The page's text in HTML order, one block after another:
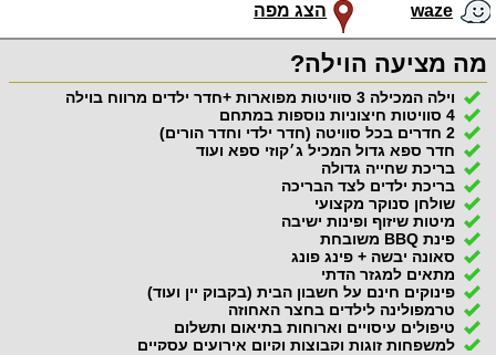
waze הצג מפה
מה מציעה הוילה?
וילה המכילה 3 סוויטות מפוארות +חדר ילדים מרווח בוילה
4 סוויטות חיצוניות נוספות במתחם
2 חדרים בכל סוויטה (חדר ילדי וחדר הורים)
חדר ספא גדול המכיל ג׳קוזי ספא ועוד
בריכת שחייה גדולה
בריכת ילדים לצד הבריכה
שולחן סנוקר מקצועי
מיטות שיזוף ופינות ישיבה
פינת BBQ משובחת
סאונה יבשה + פינג פונג
מתאים למגזר הדתי
פינוקים חינם על חשבון הבית (בקבוק יין ועוד)
טרמפולינה לילדים בחצר האחוזה
טיפולים עיסויים וארוחות בתיאום ותשלום
למשפחות זוגות וקבוצות וקיום אירועים עסקיים